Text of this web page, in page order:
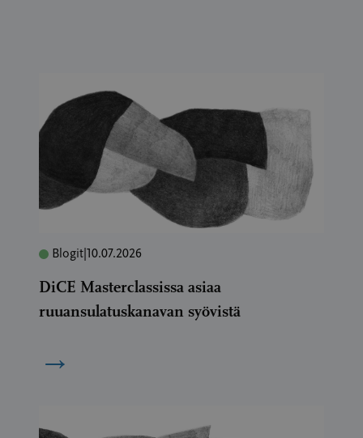
Blogit 10.07.2026
DiCE Masterclassissa asiaa
ruuansulatuskanavan syövistä
→